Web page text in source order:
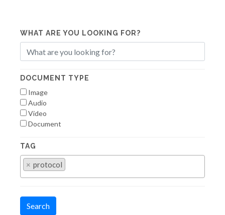
WHAT ARE YOU LOOKING FOR?
DOCUMENT TYPE
Image
Audio
Video
Document
TAG
× protocol
Search